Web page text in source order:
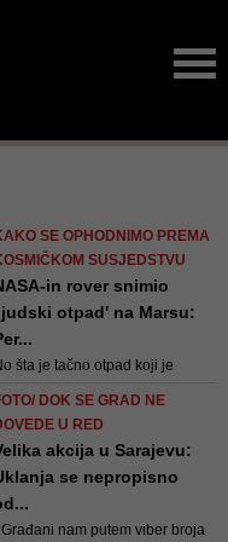
SE OPHODNIMO PREMA
SUSJEDSTVU
in rover snimio
otpad' na Marsu:
šta je tačno otpad koji je
DOK SE GRAD NE
U RED
akcija u Sarajevu:
se nepropisno
nam putem viber broja